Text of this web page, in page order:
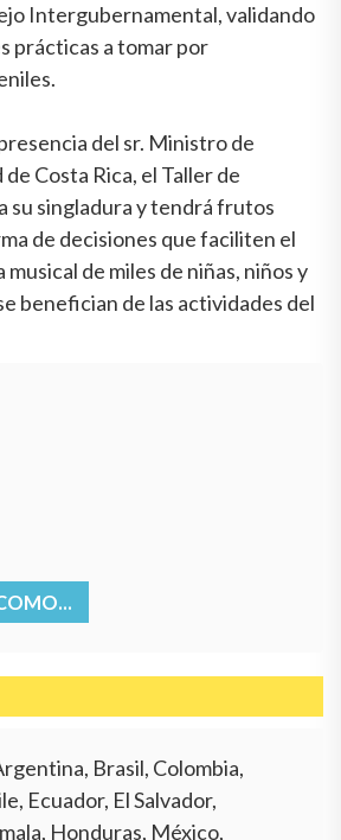
Intergubernamental, validando
prácticas a tomar por
del sr. Ministro de
Costa Rica, el Taller de
su singladura y tendrá frutos
de decisiones que faciliten el
musical de miles de niñas, niños y
benefician de las actividades del
Brasil, Colombia,
Ecuador, El Salvador,
Honduras, México,